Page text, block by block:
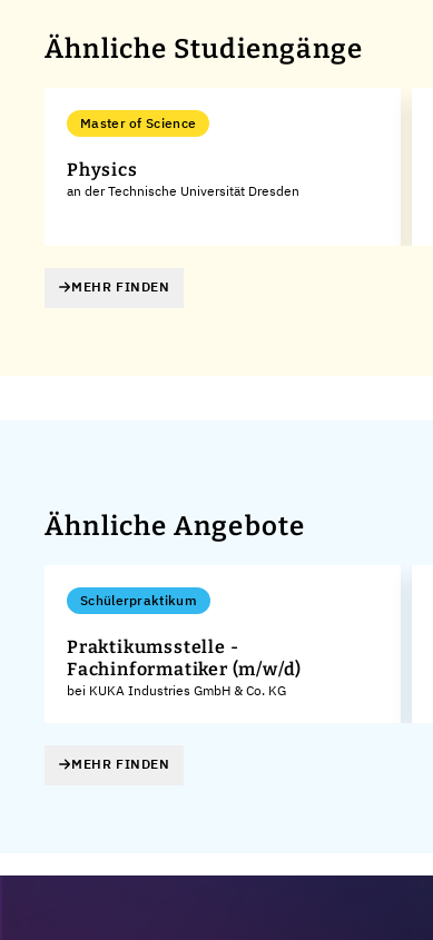
Ähnliche Studiengänge
Master of Science
Physics
an der Technische Universität Dresden
MEHR FINDEN
Ähnliche Angebote
Schülerpraktikum
Praktikumsstelle -
Fachinformatiker (m/w/d)
bei KUKA Industries GmbH & Co. KG
MEHR FINDEN